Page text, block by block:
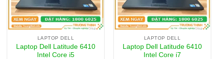
LAPTOP DELL
Laptop Dell Latitude 6410
Intel Core i5
LAPTOP DELL
Laptop Dell Latitude 6410
Intel Core i7